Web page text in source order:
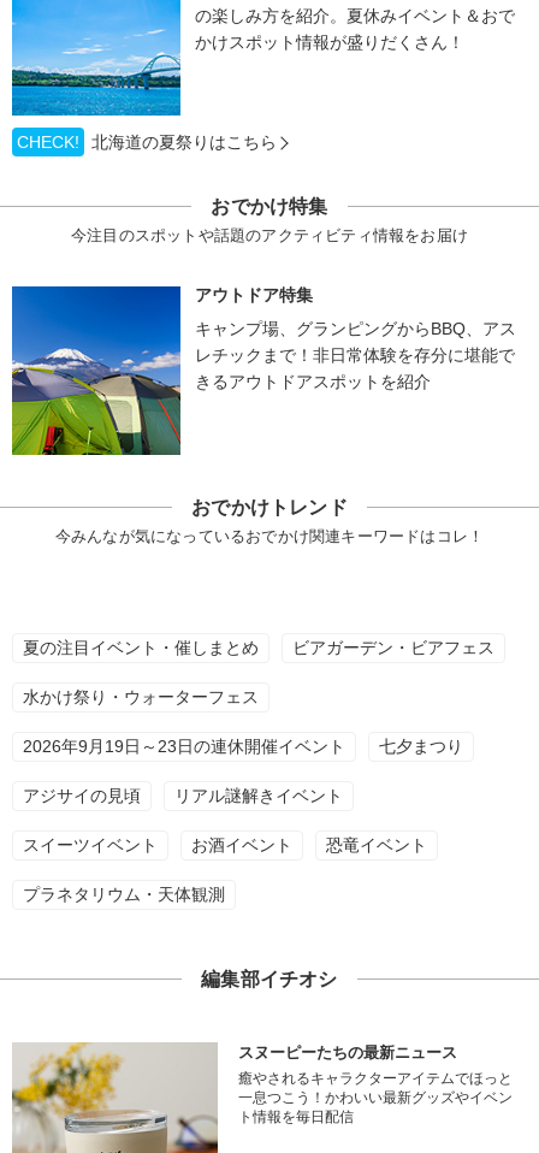
の楽しみ方を紹介。夏休みイベント＆おで
かけスポット情報が盛りだくさん！
CHECK! 北海道の夏祭りはこちら
おでかけ特集
今注目のスポットや話題のアクティビティ情報をお届け
アウトドア特集
キャンプ場、グランピングからBBQ、アス
レチックまで！非日常体験を存分に堪能で
きるアウトドアスポットを紹介
おでかけトレンド
今みんなが気になっているおでかけ関連キーワードはコレ！
夏の注目イベント・催しまとめ ビアガーデン・ビアフェス
水かけ祭り・ウォーターフェス
2026年9月19日～23日の連休開催イベント 七夕まつり
アジサイの見頃 リアル謎解きイベント
スイーツイベント お酒イベント 恐竜イベント
プラネタリウム・天体観測
編集部イチオシ
スヌーピーたちの最新ニュース
癒やされるキャラクターアイテムでほっと
一息つこう！かわいい最新グッズやイベン
ト情報を毎日配信